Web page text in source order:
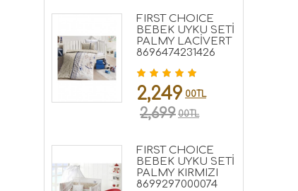
FIRST CHOICE
BEBEK UYKU SETİ
PALMY LACİVERT
8696474231426
2,249 00TL
2,699 00TL
FIRST CHOICE
BEBEK UYKU SETİ
PALMY KIRMIZI
8699297000074